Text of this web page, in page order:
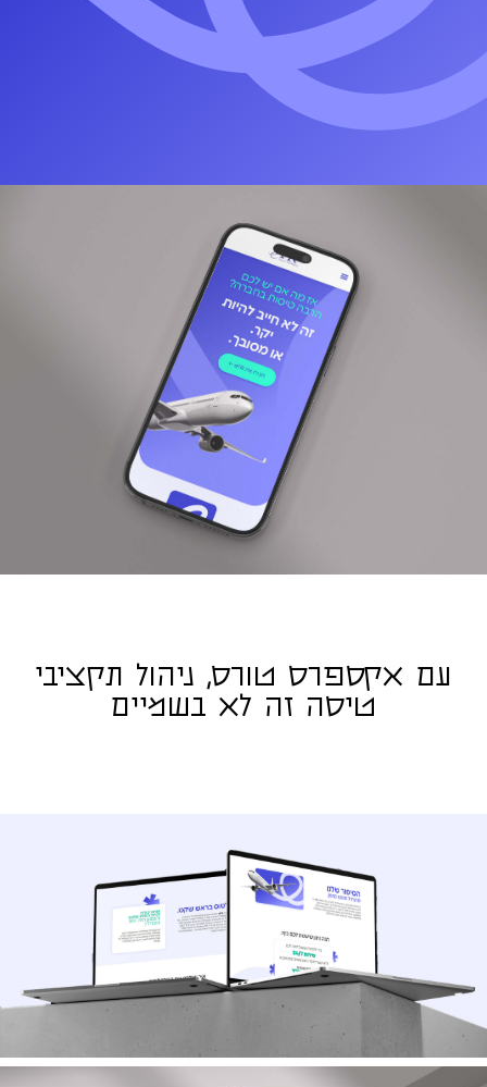
עם אקספרס טורס, ניהול תקציבי
טיסה זה לא בשמיים